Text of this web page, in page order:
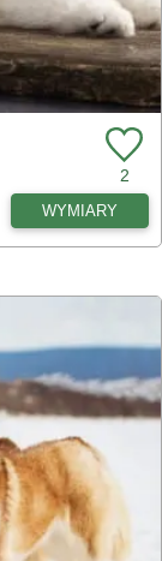
2
WYMIARY